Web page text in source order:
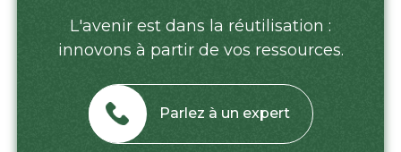
L'avenir est dans la réutilisation :
innovons à partir de vos ressources.
Parlez à un expert